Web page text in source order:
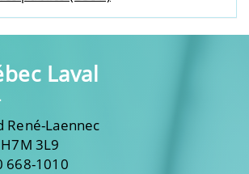
Laval
René-Laennec
3L9
668-1010